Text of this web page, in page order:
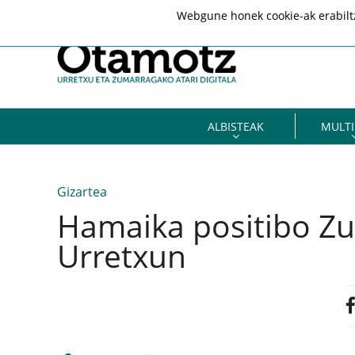
ALBISTEAK
Gizartea
Hamaika positibo
Urretxun
Webgune honek cookie-ak